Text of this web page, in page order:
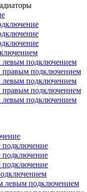
левым подключением
правым подключением
левым подключением
правым подключением
левым подключением
подключение
подключение
подключение
левым подключением